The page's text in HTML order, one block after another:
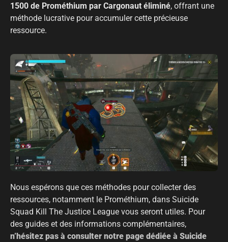
1500 de Prométhium par Cargonaut éliminé, offrant une
méthode lucrative pour accumuler cette précieuse
ressource.
Nous espérons que ces méthodes pour collecter des
ressources, notamment le Prométhium, dans Suicide
Squad Kill The Justice League vous seront utiles. Pour
des guides et des informations complémentaires,
n’hésitez pas à consulter notre page dédiée à Suicide